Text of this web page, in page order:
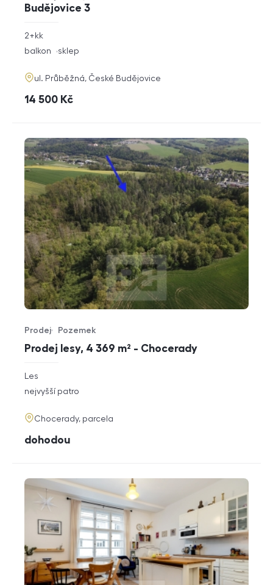
Budějovice 3
rozměry
dispozice
2+kk
funkce
balkon sklep
adresa
ul. Průběžná, České Budějovice
cena
14 500 Kč
Prodej lesy, 4 369 m² - Chocerady
Typ nabídky
Prodej
Typ nemovitosti
Pozemek
rozměry
dispozice
Les
funkce
nejvyšší patro
adresa
Chocerady, parcela
cena
dohodou